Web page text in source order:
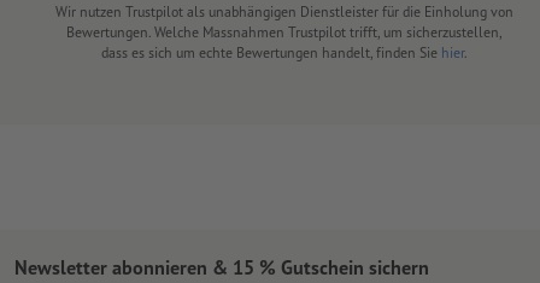
Wir nutzen Trustpilot als unabhängigen Dienstleister für die Einholung von
Bewertungen. Welche Massnahmen Trustpilot trifft, um sicherzustellen,
dass es sich um echte Bewertungen handelt, finden Sie hier.
Newsletter abonnieren & 15 % Gutschein sichern